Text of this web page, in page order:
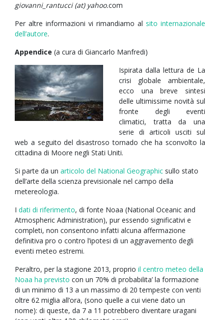
giovanni_rantucci (at) yahoo.com
Per altre informazioni vi rimandiamo al sito internazionale
dell’autore.
Appendice (a cura di Giancarlo Manfredi)
Ispirata dalla lettura de La
crisi globale ambientale,
ecco una breve sintesi
delle ultimissime novità sul
fronte degli eventi
climatici, tratta da una
serie di articoli usciti sul
web a seguito del disastroso tornado che ha sconvolto la
cittadina di Moore negli Stati Uniti.
Si parte da un articolo del National Geographic sullo stato
dell’arte della scienza previsionale nel campo della
metereologia.
I dati di riferimento, di fonte Noaa (National Oceanic and
Atmospheric Administration), pur essendo significativi e
completi, non consentono infatti alcuna affermazione
definitiva pro o contro l’ipotesi di un aggravemento degli
eventi meteo estremi.
Peraltro, per la stagione 2013, proprio il centro meteo della
Noaa ha previsto con un 70% di probabilita’ la formazione
di un minimo di 13 a un massimo di 20 tempeste con venti
oltre 62 miglia all’ora, (sono quelle a cui viene dato un
nome): di queste, da 7 a 11 potrebbero diventare uragani